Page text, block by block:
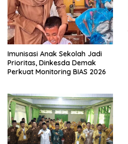
Imunisasi Anak Sekolah Jadi
Prioritas, Dinkesda Demak
Perkuat Monitoring BIAS 2026